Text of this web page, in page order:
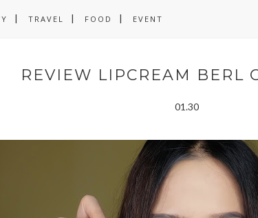
TRAVEL FOOD EVENT
REVIEW LIPCREAM BERL
01.30